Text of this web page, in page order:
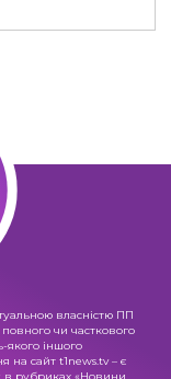
власністю ПП
повного чи часткового
якого іншого
на сайт t1news.tv – є
в рубриках «Новини